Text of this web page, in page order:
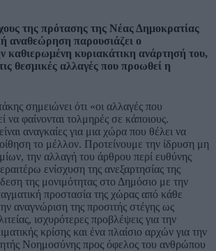
της πρότασης της Νέας Δημοκρατίας
αναθεώρηση παρουσιάζει ο
καθιερωμένη κυριακάτικη ανάρτησή του,
θεσμικές αλλαγές που προωθεί η
σημειώνει ότι «οι αλλαγές που
να φαίνονται τολμηρές σε κάποιους.
αναγκαίες για μια χώρα που θέλει να
το μέλλον. Προτείνουμε την ίδρυση μη
την αλλαγή του άρθρου περί ευθύνης
ενίσχυση της ανεξαρτησίας της
της μονιμότητας στο Δημόσιο με την
προστασία της χώρας από κάθε
αναγνώριση της προσιτής στέγης ως
ισχυρότερες προβλέψεις για την
κρίσης και ένα πλαίσιο αρχών για την
Νοημοσύνης προς όφελος του ανθρώπου